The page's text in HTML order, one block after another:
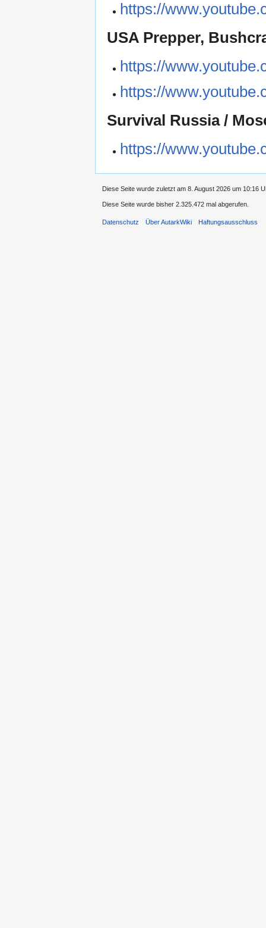
https://
USA Prepper,
https://
https://
Survival Russia /
https://
Diese Seite wurde zuletzt am 8. August 2026 um 10:16
Diese Seite wurde bisher 2.325.472 mal abgerufen.
Datenschutz Über AutarkWiki Haftungsausschluss